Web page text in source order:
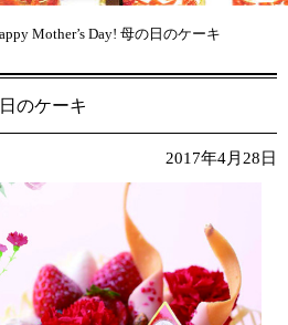
Mother’s Day! 母の日のケーキ
のケーキ
2017年4月28日